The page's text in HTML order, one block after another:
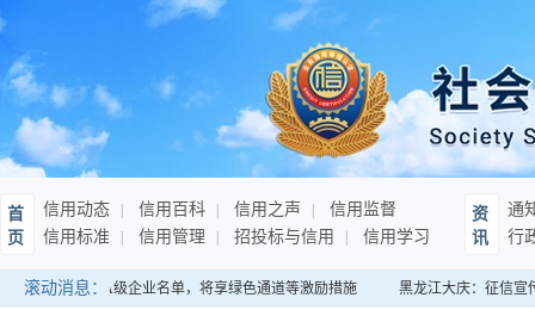
首
页
信用动态 信用百科 信用之声
信用监督
信用标准
信用管理 招投标与信用 信用学习
资
讯
通
行
滚动消息：
10年纳税信用A级企业名单，将享绿色通道等激励措施 黑龙江大庆：征信宣